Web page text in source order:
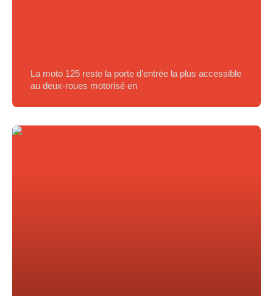
La moto 125 reste la porte d’entrée la plus accessible
au deux-roues motorisé en